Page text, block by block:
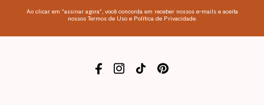
Ao clicar em "assinar agora", você concorda em receber nossos e-mails e aceita
nossos Termos de Uso e Política de Privacidade.